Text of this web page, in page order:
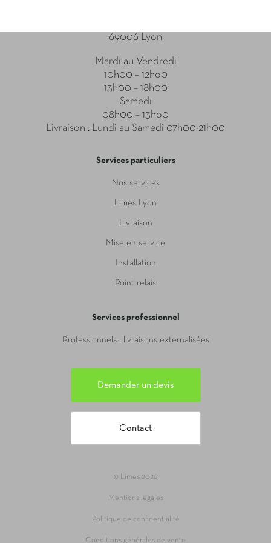
69006 Lyon
Mardi au Vendredi
10h00 – 12ho0
13h00 – 18h00
Samedi
08h00 – 13ho0
Livraison : Lundi au Samedi 07h00-21h00
Services particuliers
Nos services
Limes Lyon
Livraison
Mise en service
Installation
Point relais
Services professionnel
Professionnels : livraisons externalisées
Demander un devis
Contact
© Limes 2026
Mentions légales
Politique de confidentialité
Conditions générales de vente